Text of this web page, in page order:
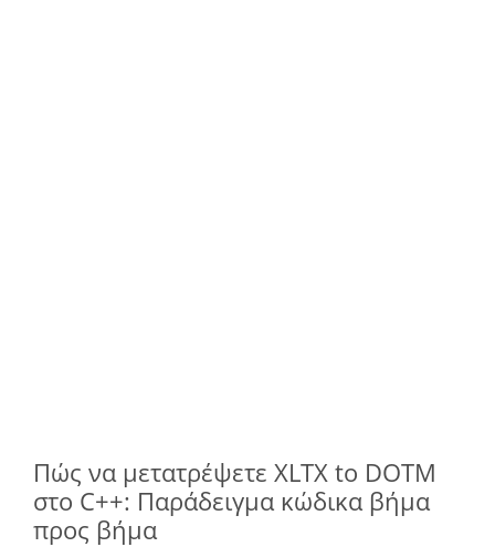
Πώς να μετατρέψετε XLTX to DOTM
στο C++: Παράδειγμα κώδικα βήμα
προς βήμα